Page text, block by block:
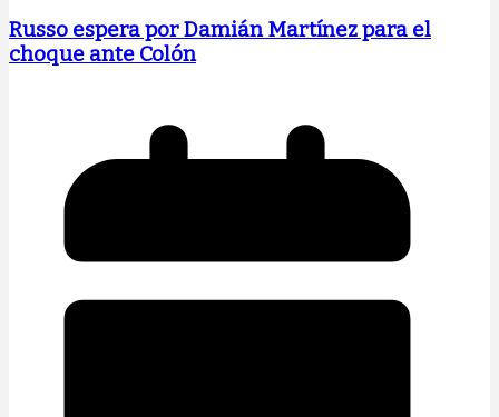
Russo espera por Damián Martínez para el
choque ante Colón